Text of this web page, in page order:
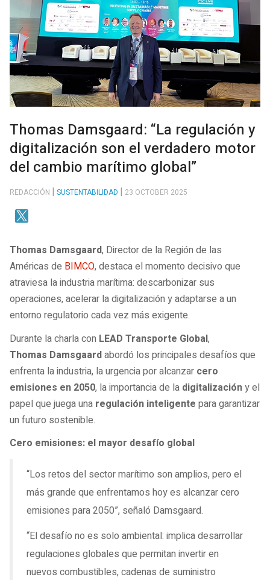
Thomas Damsgaard: “La regulación y
digitalización son el verdadero motor
del cambio marítimo global”
REDACCIÓN SUSTENTABILIDAD 23 OCTOBER 2025
Thomas Damsgaard, Director de la Región de las
Américas de BIMCO, destaca el momento decisivo que
atraviesa la industria marítima: descarbonizar sus
operaciones, acelerar la digitalización y adaptarse a un
entorno regulatorio cada vez más exigente.
Durante la charla con LEAD Transporte Global,
Thomas Damsgaardabordó los principales desafíos que
enfrenta la industria, la urgencia por alcanzar cero
emisiones en 2050, la importancia de la digitalizacióny el
papel que juega una regulación inteligente para garantizar
un futuro sostenible.
Cero emisiones: el mayor desafío global
“Los retos del sector marítimo son amplios, pero el
más grande que enfrentamos hoy es alcanzar cero
emisiones para 2050”, señaló Damsgaard.
“El desafío no es solo ambiental: implica desarrollar
regulaciones globales que permitan invertir en
nuevos combustibles, cadenas de suministro